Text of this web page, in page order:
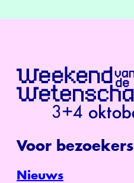
Voor bezoekers
Nieuws